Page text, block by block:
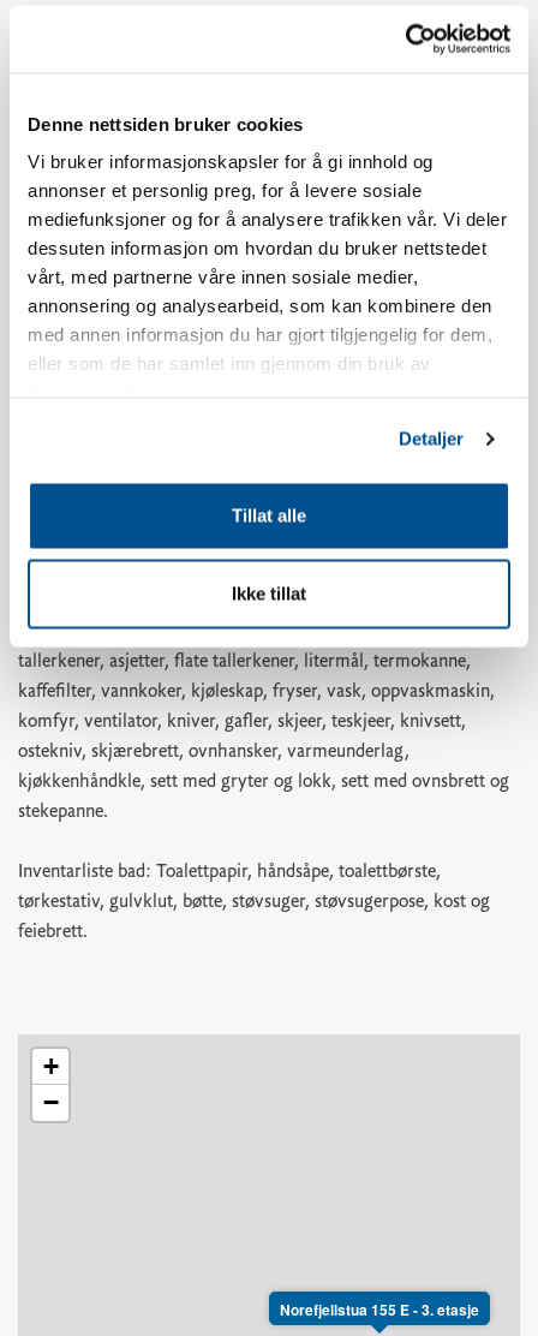
Denne nettsiden bruker cookies
Vi bruker informasjonskapsler for å gi innhold og
annonser et personlig preg, for å levere sosiale
mediefunksjoner og for å analysere trafikken vår. Vi deler
dessuten informasjon om hvordan du bruker nettstedet
vårt, med partnerne våre innen sosiale medier,
annonsering og analysearbeid, som kan kombinere den
med annen informasjon du har gjort tilgjengelig for dem,
eller som de har samlet inn gjennom din bruk av
Detaljer
Tillat alle
Ikke tillat
Denne leiligheten har én parkeringsplass i parkeringsgarasjen.
Utover dette må man parkere på parkeringsplass P3 nedenfor
Aldersgrensen for å booke Norefjellstua er 20 år.
Røyking er ikke tillatt, se våre bookingbetingelser for mer info.
Leiligheten har sydvendt balkong, utsikt og beliggenhet vil
variere i forhold til hvilket bygg man bor i.
Leiligheten er nyoppført.
oppvaskbørste, oppvaskklut, shotglass, eggholdere, vinglass,
whiskyglass, vannglass, kaffekopper, kjøkkenpapir,
kjøkkenpapirholder, ildfast glassform, kakeform, kjevle, saks,
bokseåpner, pizzahjul, isbitform, brødkurv, dørslag,
springformsett, bakeboller, skålsett, små tallerkener, dype
tallerkener, asjetter, flate tallerkener, litermål, termokanne,
kaffefilter, vannkoker, kjøleskap, fryser, vask, oppvaskmaskin,
komfyr, ventilator, kniver, gafler, skjeer, teskjeer, knivsett,
ostekniv, skjærebrett, ovnhansker, varmeunderlag,
kjøkkenhåndkle, sett med gryter og lokk, sett med ovnsbrett og
stekepanne.
Inventarliste bad: Toalettpapir, håndsåpe, toalettbørste,
tørkestativ, gulvklut, bøtte, støvsuger, støvsugerpose, kost og
feiebrett.
Norefjellstua 155 E - 3. etasje
+
−